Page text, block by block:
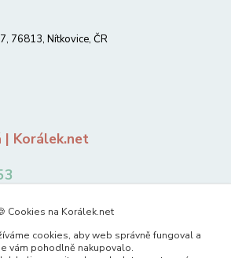
76813, Nítkovice, ČR
| Korálek.net
Cookies na Korálek.net
cookies, aby web správně fungoval a
vám pohodlně nakupovalo.